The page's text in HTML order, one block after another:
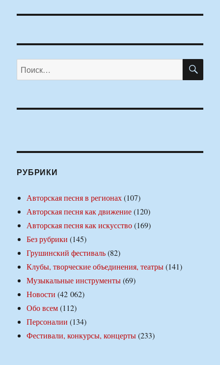
Искать:
РУБРИКИ
Авторская песня в регионах(107)
Авторская песня как движение(120)
Авторская песня как искусство(169)
Без рубрики (145)
Грушинский фестиваль(82)
Клубы, творческие объединения, театры(141)
Музыкальные инструменты(69)
Новости (42 062)
Обо всем(112)
Персоналии (134)
Фестивали, конкурсы, концерты(233)